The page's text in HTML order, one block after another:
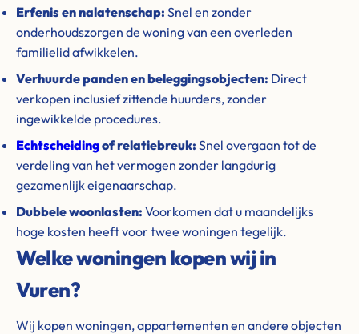
Erfenis en nalatenschap: Snel en zonder
onderhoudszorgen de woning van een overleden
familielid afwikkelen.
Verhuurde panden en beleggingsobjecten: Direct
verkopen inclusief zittende huurders, zonder
ingewikkelde procedures.
Echtscheidingof relatiebreuk: Snel overgaan tot de
verdeling van het vermogen zonder langdurig
gezamenlijk eigenaarschap.
Dubbele woonlasten: Voorkomen dat u maandelijks
hoge kosten heeft voor twee woningen tegelijk.
Welke woningen kopen wij in
Vuren?
Wij kopen woningen, appartementen en andere objecten